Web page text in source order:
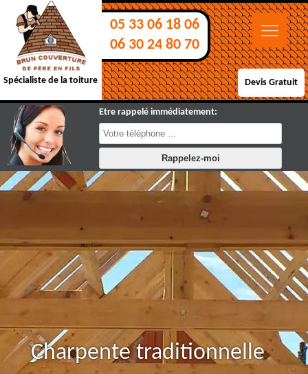
Spécialiste de la toiture
05 33 06 18 06
06 30 24 80 70
Devis Gratuit
Etre rappelé immédiatement:
Charpente traditionnelle